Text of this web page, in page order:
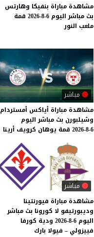
مشاهدة مباراة بنفيكا وهارتس
بث مباشر اليوم 6-8-2026
قمة
ملعب النور
مباشر
مشاهدة مباراة أياكس أمستردام
وشيلبورن بث مباشر اليوم
6-8-2026
قمة يوهان كرويف أرينا
مباشر
مشاهدة مباراة فيورنتينا
وديبورتيفو لا كورونا بث مباشر
اليوم 6-8-2026 ودية كورفا
فييزولي – فيولا بارك